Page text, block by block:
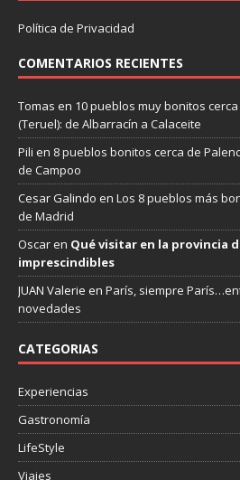
Política de Privacidad
COMENTARIOS RECIENTES
Tomas en 10 pueblos muy bonitos
(Teruel): de Albarracín a Calaceite
Pili en 8 pueblos bonitos cerca de
de Campoo
Cesar Galindo en Los 8 pueblos más
de Madrid
Oscaren Qué visitar en la provincia
imprescindibles
JUAN Valerie en París, siempre
novedades
CATEGORIAS
Experiencias
Gastronomía
LifeStyle
Viajes